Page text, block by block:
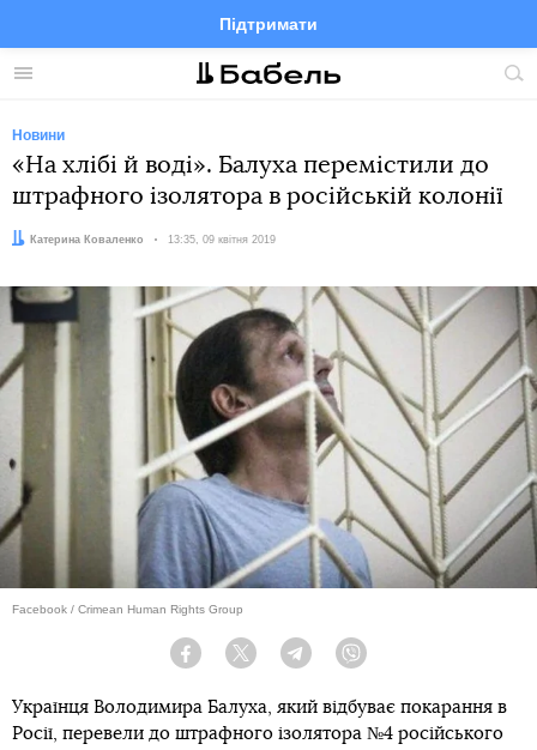
Меню
Підтримати
FacebookTelegramTwitter
Новини
«На хлібі й воді». Балуха перемістили до
штрафного ізолятора в російській колонії
Автор:Катерина Коваленко Дата:
13:35, 09 квітня 2019
Facebook / Crimean Human Rights Group
Facebook Twitter Telegram
Українця Володимира Балуха, який відбуває покарання в
Росії, перевели до штрафного ізолятора №4 російського